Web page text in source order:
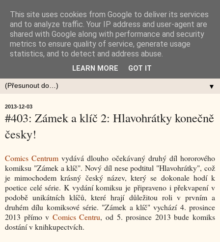
▼
2013-12-03
#403: Zámek a klíč 2: Hlavohrátky konečně
česky!
Comics Centrum vydává dlouho očekávaný druhý díl hororového
komiksu "Zámek a klíč". Nový díl nese podtitul "Hlavohrátky", což
je mimochodem krásný český název, který se dokonale hodí k
poetice celé série. K vydání komiksu je připraveno i překvapení v
podobě unikátních klíčů, které hrají důležitou roli v prvním a
druhém dílu komiksové série. "Zámek a klíč" vychází 4. prosince
2013 přímo v Comics Centru, od 5. prosince 2013 bude komiks
dostání v knihkupectvích.
This site uses cookies from Google to deliver its services
and to analyze traffic. Your IP address and user-agent are
shared with Google along with performance and security
metrics to ensure quality of service, generate usage
statistics, and to detect and address abuse.
LEARN MORE GOT IT